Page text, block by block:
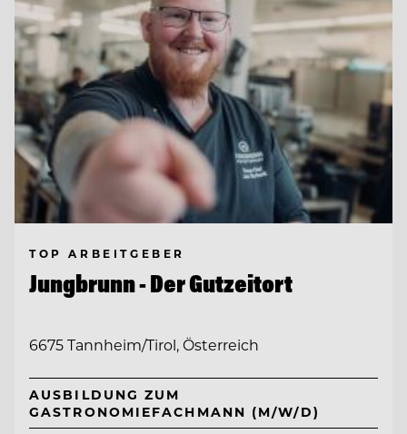
TOP ARBEITGEBER
Jungbrunn - Der Gutzeitort
6675 Tannheim/Tirol, Österreich
AUSBILDUNG ZUM
GASTRONOMIEFACHMANN (M/W/D)